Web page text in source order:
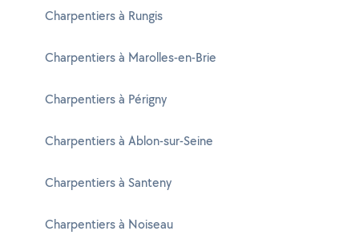
Charpentiers à Rungis
Charpentiers à Marolles-en-Brie
Charpentiers à Périgny
Charpentiers à Ablon-sur-Seine
Charpentiers à Santeny
Charpentiers à Noiseau